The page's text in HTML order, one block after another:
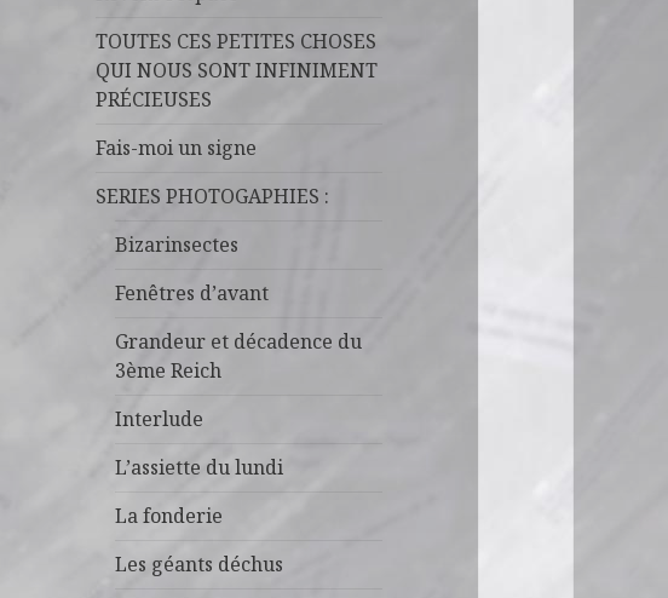
TOUTES CES PETITES CHOSES
QUI NOUS SONT INFINIMENT
PRÉCIEUSES
Fais-moi un signe
SERIES PHOTOGAPHIES :
Bizarinsectes
Fenêtres d’avant
Grandeur et décadence du
3ème Reich
Interlude
L’assiette du lundi
La fonderie
Les géants déchus